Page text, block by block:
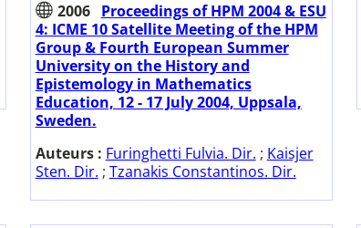
2006
Proceedings of HPM 2004 & ESU
4: ICME 10 Satellite Meeting of the HPM
Group & Fourth European Summer
University on the History and
Epistemology in Mathematics
Education, 12 - 17 July 2004, Uppsala,
Sweden.
Auteurs : Furinghetti Fulvia. Dir. ; Kaisjer
Sten. Dir. ; Tzanakis Constantinos. Dir.